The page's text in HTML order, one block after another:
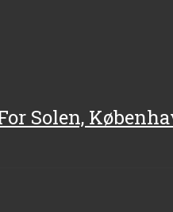
Solen,